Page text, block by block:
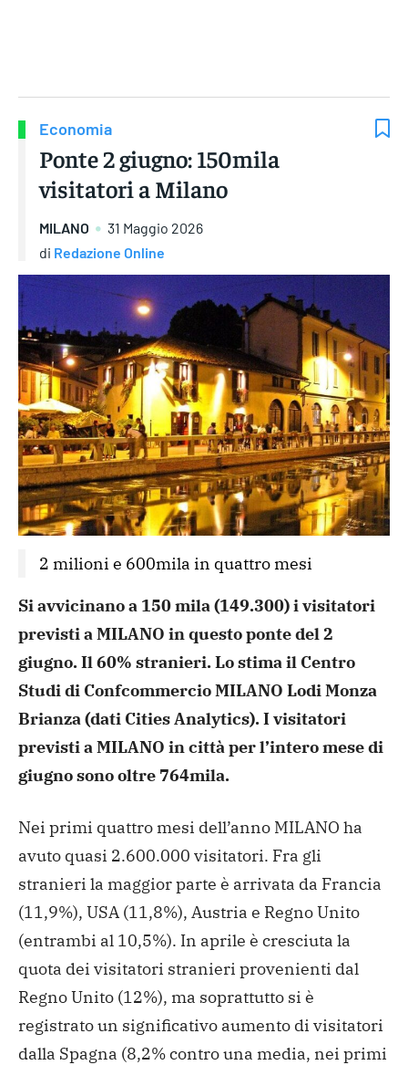
Economia
Ponte 2 giugno: 150mila
visitatori a Milano
MILANO
31 Maggio 2026
di Redazione Online
2 milioni e 600mila in quattro mesi
Si avvicinano a 150 mila (149.300) ivisitatori
previsti a MILANO in questo ponte del 2
giugno. Il 60% stranieri. Lo stima il Centro
Studi di Confcommercio MILANO LodiMonza
Brianza (dati Cities Analytics). I visitatori
previsti aMILANO in città per l’intero mese di
giugno sono oltre 764mila.
Nei primi quattro mesi dell’anno MILANO ha
avuto quasi 2.600.000 visitatori. Fra gli
stranieri la maggior parte è arrivata da Francia
(11,9%), USA (11,8%), Austria e Regno Unito
(entrambi al 10,5%). In aprile è cresciuta la
quota dei visitatori stranieri provenienti dal
Regno Unito (12%), ma soprattutto si è
registratoun significativo aumento di visitatori
dalla Spagna (8,2% controuna media, nei primi